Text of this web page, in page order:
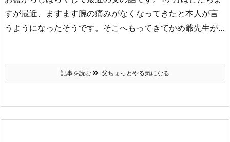
すが最近、ますます腕の痛みがなくなってきたと本人が言
うようになったそうです。そこへもってきてかめ爺先生が…
記事を読む 父ちょっとやる気になる